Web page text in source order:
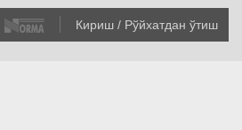
Кириш / Рўйхатдан ўтиш